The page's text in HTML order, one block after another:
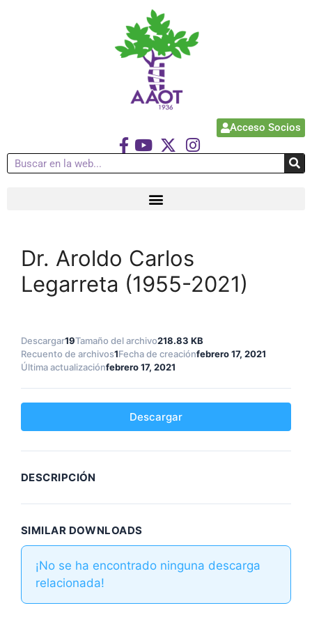
Acceso Socios
Dr. Aroldo Carlos
Legarreta (1955-2021)
Descargar19Tamaño del archivo218.83 KB
Recuento de archivos1Fecha de creaciónfebrero 17, 2021
Última actualizaciónfebrero 17, 2021
Descargar
DESCRIPCIÓN
SIMILAR DOWNLOADS
¡No se ha encontrado ninguna descarga
relacionada!